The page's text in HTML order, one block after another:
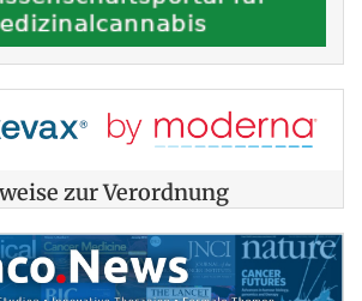
zur Verordnung